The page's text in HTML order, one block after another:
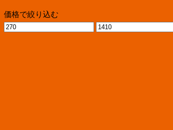
価格で絞り込む
最
最